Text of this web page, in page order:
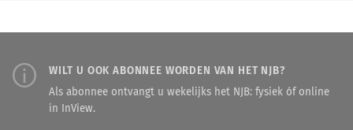
WILT U OOK ABONNEE WORDEN VAN HET NJB?
Als abonnee ontvangt u wekelijks het NJB: fysiek óf online
in InView.